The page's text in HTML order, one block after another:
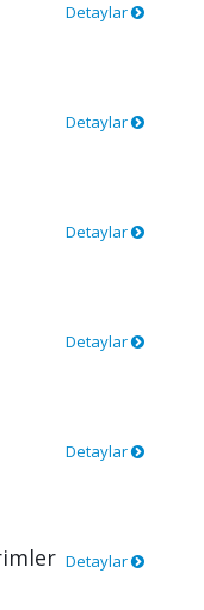
Detaylar
Detaylar
Detaylar
Detaylar
Detaylar
Detaylar